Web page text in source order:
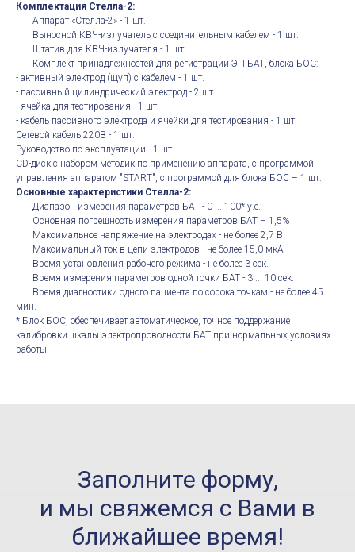
Комплектация Стелла-2:
· Аппарат «Стелла-2» - 1 шт.
· Выносной КВЧ-излучатель с соединительным кабелем - 1 шт.
· Штатив для КВЧ-излучателя - 1 шт.
· Комплект принадлежностей для регистрации ЭП БАТ, блока БОС:
- активный электрод (щуп) с кабелем - 1 шт.
- пассивный цилиндрический электрод - 2 шт.
- ячейка для тестирования - 1 шт.
- кабель пассивного электрода и ячейки для тестирования - 1 шт.
Сетевой кабель 220В - 1 шт.
Руководство по эксплуатации - 1 шт.
CD-диск с набором методик по применению аппарата, с программой
управления аппаратом "START", с программой для блока БОС – 1 шт.
Основные характеристики Стелла-2:
· Диапазон измерения параметров БАТ - 0 ... 100* у.е.
· Основная погрешность измерения параметров БАТ – 1,5%
· Максимальное напряжение на электродах - не более 2,7 В
· Максимальный ток в цепи электродов - не более 15,0 мкА
· Время установления рабочего режима - не более 3 сек.
· Время измерения параметров одной точки БАТ - 3 ... 10 сек.
· Время диагностики одного пациента по сорока точкам - не более 45
мин.
* Блок БОС, обеспечивает автоматическое, точное поддержание
калибровки шкалы электропроводности БАТ при нормальных условиях
работы.
Заполните форму,
и мы свяжемся с Вами в
ближайшее время!